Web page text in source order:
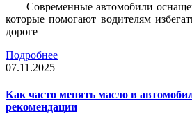
Современные автомобили
которые помогают водителям
дороге
Подробнее
07.11.2025
Как часто менять масло в
рекомендации